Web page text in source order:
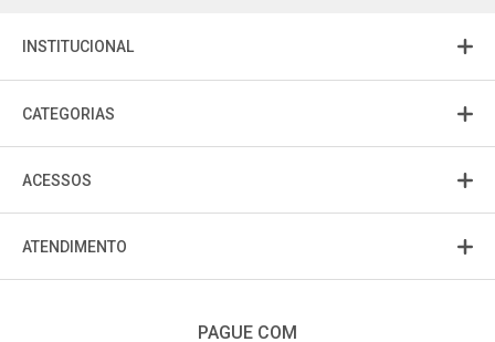
INSTITUCIONAL
CATEGORIAS
ACESSOS
ATENDIMENTO
PAGUE COM